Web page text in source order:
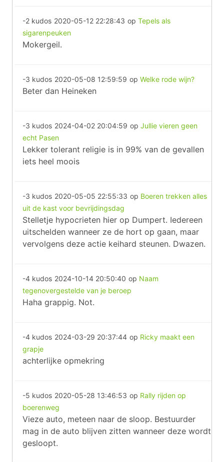
-2 kudos 2020-05-12 22:28:43 op Tepels als
sigarenpeuken
Mokergeil.
-3 kudos 2020-05-08 12:59:59 op Welke rode wijn?
Beter dan Heineken
-3 kudos 2024-04-02 20:04:59 op Jullie vieren geen
echt Pasen
Lekker tolerant religie is in 99% van de gevallen
iets heel moois
-3 kudos 2020-05-05 22:55:33 op Boeren trekken alles
uit de kast voor bevrijdingsdag
Stelletje hypocrieten hier op Dumpert. Iedereen
uitschelden wanneer ze de hort op gaan, maar
vervolgens deze actie keihard steunen. Dwazen.
-4 kudos 2024-10-14 20:50:40 op Naam
tegenovergestelde van je beroep
Haha grappig. Not.
-4 kudos 2024-03-29 20:37:44 op Ricky maakt een
grapje
achterlijke opmekring
-5 kudos 2020-05-28 13:46:53 op Rally rijden op
boerenweg
Vieze auto, meteen naar de sloop. Bestuurder
mag in de auto blijven zitten wanneer deze wordt
gesloopt.